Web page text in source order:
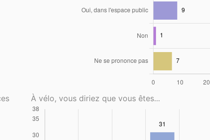
À vélo, vous diriez que vous êtes...